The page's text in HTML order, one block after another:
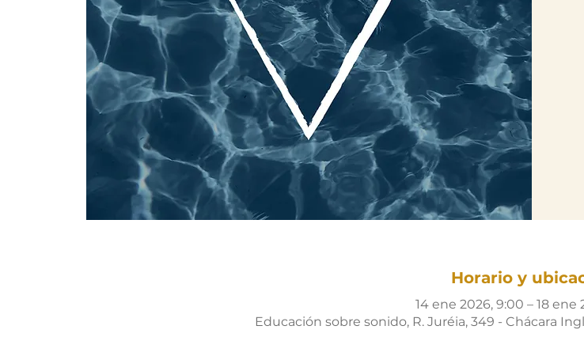
Horario y
14 ene 2026, 9:00 – 18 ene
Educación sobre sonido, R. Juréia, 349 - Chácara